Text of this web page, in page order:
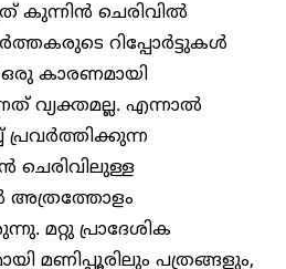
കുന്നിൻ ചെരിവിൽ
റിപ്പോർട്ടുകൾ
കാരണമായി
വ്യക്തമല്ല. എന്നാൽ
പ്രവർത്തിക്കുന്ന
ചെരിവിലുള്ള
അത്രത്തോളം
മറ്റു പ്രാദേശിക
മണിപ്പൂരിലും പത്രങ്ങളും,